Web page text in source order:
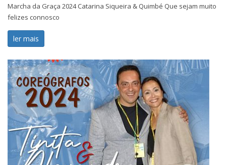
Marcha da Graça 2024 Catarina Siqueira & Quimbé Que sejam muito
felizes connosco
ler mais